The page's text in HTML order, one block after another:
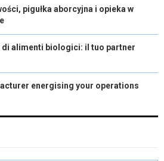
pigułka aborcyjna i opieka w
alimenti biologici: il tuo partner
energising your operations